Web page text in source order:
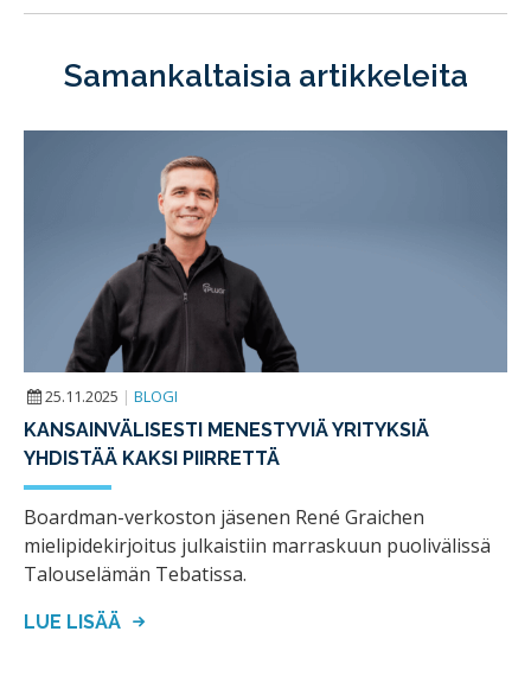
Samankaltaisia artikkeleita
25.11.2025 | BLOGI
KANSAINVÄLISESTI MENESTYVIÄ YRITYKSIÄ
YHDISTÄÄ KAKSI PIIRRETTÄ
Boardman-verkoston jäsenen René Graichen
mielipidekirjoitus julkaistiin marraskuun puolivälissä
Talouselämän Tebatissa.
LUE LISÄÄ